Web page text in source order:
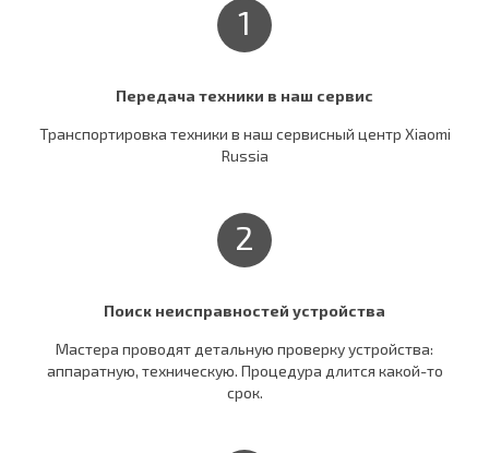
1
Передача техники в наш сервис
Транспортировка техники в наш сервисный центр Xiaomi
Russia
2
Поиск неисправностей устройства
Мастера проводят детальную проверку устройства:
аппаратную, техническую. Процедура длится какой-то
срок.